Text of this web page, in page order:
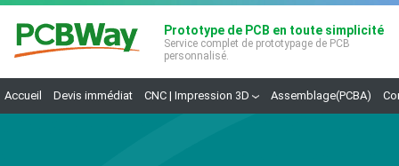
Prototype de PCB en toute simplicité
Service complet de prototypage de PCB
personnalisé.
Accueil Devis immédiat CNC | Impression 3D Assemblage(PCBA)